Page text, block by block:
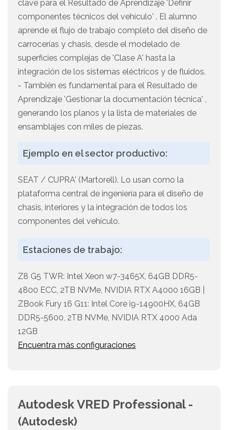
clave para el Resultado de Aprendizaje 'Definir
componentes técnicos del vehículo' . El alumno
aprende el flujo de trabajo completo del diseño de
carrocerías y chasis, desde el modelado de
superficies complejas de 'Clase A' hasta la
integración de los sistemas eléctricos y de fluidos.
- También es fundamental para el Resultado de
Aprendizaje 'Gestionar la documentación técnica' ,
generando los planos y la lista de materiales de
ensamblajes con miles de piezas.
Ejemplo en el sector productivo:
SEAT / CUPRA' (Martorell). Lo usan como la
plataforma central de ingeniería para el diseño de
chasis, interiores y la integración de todos los
componentes del vehículo.
Estaciones de trabajo:
Z8 G5 TWR: Intel Xeon w7-3465X, 64GB DDR5-
4800 ECC, 2TB NVMe, NVIDIA RTX A4000 16GB |
ZBook Fury 16 G11: Intel Core i9-14900HX, 64GB
DDR5-5600, 2TB NVMe, NVIDIA RTX 4000 Ada
12GB
Encuentra más configuraciones
Autodesk VRED Professional -
(Autodesk)